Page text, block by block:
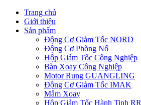
Trang chủ
Giới thiệu
Sản phẩm
Động Cơ Giảm Tốc NORD
Động Cơ Phòng Nổ
Hộp Giảm Tốc Công Nghiệp
Bàn Xoay Công Nghiệp
Motor Rung GUANGLING
Động Cơ Giảm Tốc IMAK
Mâm Xoay
Hộp Giảm Tốc Hành Tinh RR